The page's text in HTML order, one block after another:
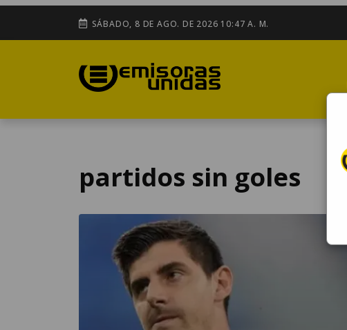
SÁBADO, 8 DE AGO. DE 2026 10:47 A. M.
partidos sin goles